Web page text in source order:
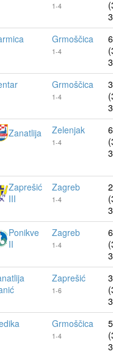
1-4
Grmoščica
1-4
Grmoščica
1-4
Zanatlija Zelenjak
1-4
Zaprešić
III
Zagreb
1-4
Ponikve
II
Zagreb
1-4
Zaprešić
1-6
Grmoščica
1-4